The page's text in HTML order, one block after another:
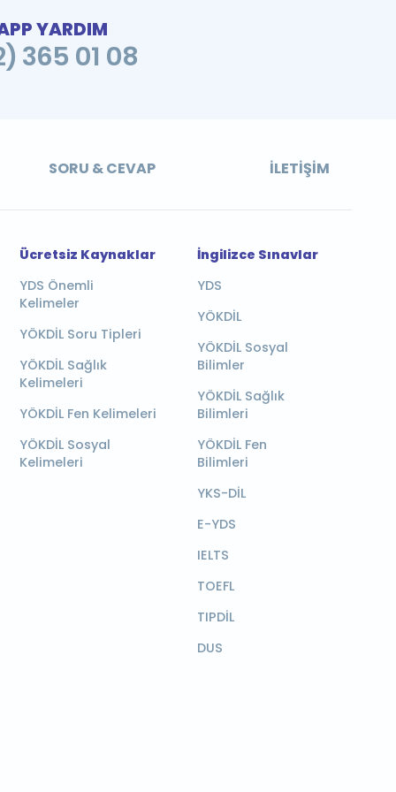
YARDIM
365 01 08
SORU & CEVAP İLETIŞIM
Ücretsiz Kaynaklar
YDS Önemli
Kelimeler
YÖKDİL Soru Tipleri
YÖKDİL Sağlık
Kelimeleri
YÖKDİL Fen Kelimeleri
YÖKDİL Sosyal
Kelimeleri
İngilizce Sınavlar
YDS
YÖKDİL
YÖKDİL Sosyal
Bilimler
YÖKDİL Sağlık
Bilimleri
YÖKDİL Fen
Bilimleri
YKS-DİL
E-YDS
IELTS
TOEFL
TIPDİL
DUS